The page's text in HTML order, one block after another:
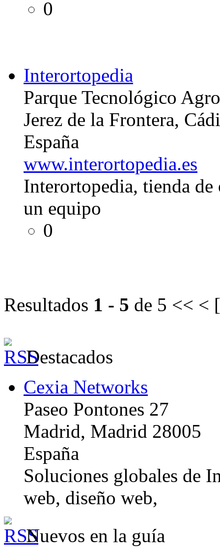
0
Interortopedia
Parque Tecnológico
Jerez de la Frontera,
España
www.interortopedia.es
Interortopedia, tienda
un equipo
0
Resultados 1 - 5 de 5 << < [
Destacados
Cexia Networks
Paseo Pontones 27
Madrid, Madrid 28005
España
Soluciones globales de
web, diseño web,
Nuevos en la guía